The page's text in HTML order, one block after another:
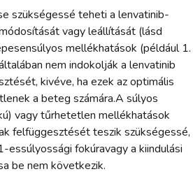
szükségessé teheti a lenvatinib-
vagy leállítását (lásd
mellékhatások (például 1.
nem indokolják a lenvatinib
kivéve, ha ezek az optimális
a beteg számára.A súlyos
vagy tűrhetetlen mellékhatások
felfüggesztését teszik szükségessé,
essúlyossági fokúravagy a kiindulási
be nem következik.